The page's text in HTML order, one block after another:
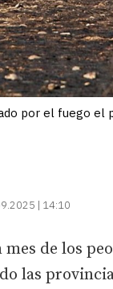
por el fuego el
| 14:10
de los
las